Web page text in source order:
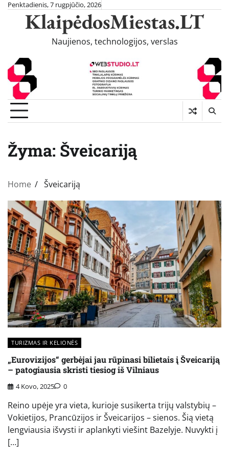
Skip
content
Penktadienis, 7 rugpjūčio, 2026
KlaipėdosMiestas.LT
Naujienos, technologijos, verslas
Žyma: Šveicariją
Home Šveicariją
TURIZMAS IR KELIONĖS
„Eurovizijos“ gerbėjai jau rūpinasi bilietais į Šveicariją
– patogiausia skristi tiesiog iš Vilniaus
4 Kovo, 2025 0
Reino upėje yra vieta, kurioje susikerta trijų valstybių –
Vokietijos, Prancūzijos ir Šveicarijos – sienos. Šią vietą
lengviausia išvysti ir aplankyti viešint Bazelyje. Nuvykti į
[…]